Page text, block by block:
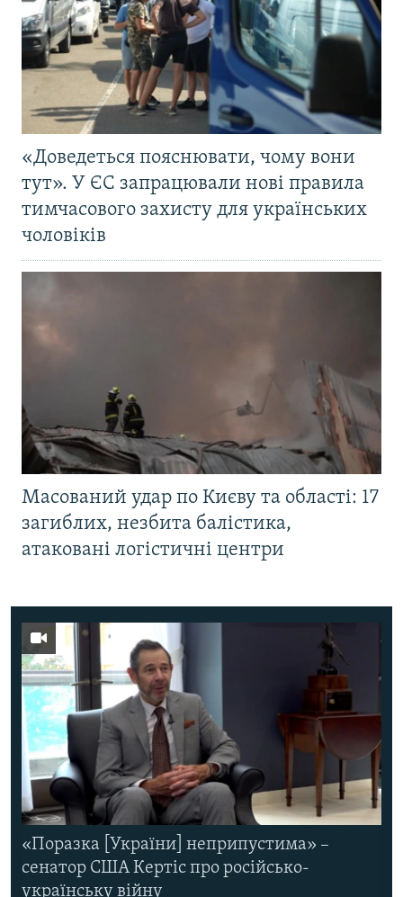
«Доведеться пояснювати, чому вони
тут». У ЄС запрацювали нові правила
тимчасового захисту для українських
чоловіків
Масований удар по Києву та області: 17
загиблих, незбита балістика,
атаковані логістичні центри
«Поразка [України] неприпустима» –
сенатор США Кертіс про російсько-
українську війну